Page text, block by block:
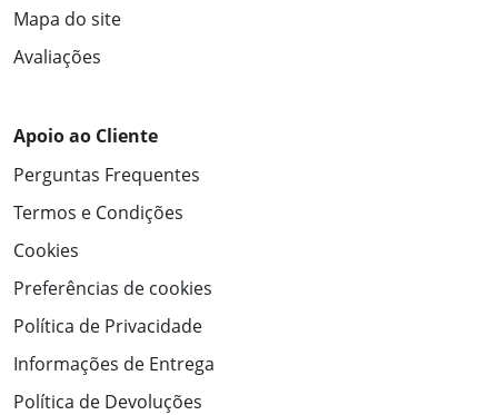
Mapa do site
Avaliações
Apoio ao Cliente
Perguntas Frequentes
Termos e Condições
Cookies
Preferências de cookies
Política de Privacidade
Informações de Entrega
Política de Devoluções